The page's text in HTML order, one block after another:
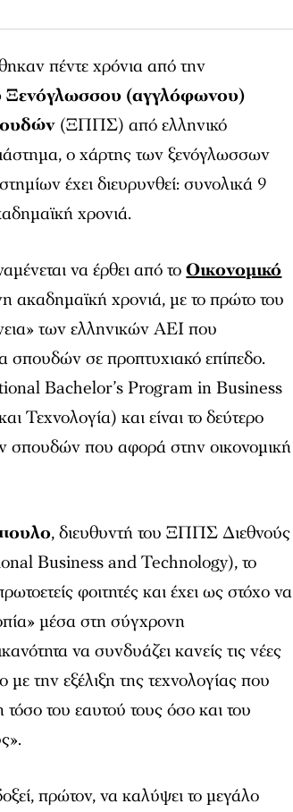
πέντε χρόνια από την
Ξενόγλωσσου (αγγλόφωνου)
(ΞΠΠΣ) από ελληνικό
ο χάρτης των ξενόγλωσσων
έχει διευρυνθεί: συνολικά 9
χρονιά.
να έρθει από τοΟικονομικό
ακαδημαϊκή χρονιά, με το πρώτο του
των ελληνικών ΑΕΙ που
σε προπτυχιακό επίπεδο.
Bachelor’s Program in Business
Τεχνολογία) και είναι το δεύτερο
που αφορά στην οικονομική
, διευθυντή του ΞΠΠΣ Διεθνούς
Business and Technology), το
φοιτητές και έχει ως στόχο να
μέσα στη σύγχρονη
να συνδυάζει κανείς τις νέες
την εξέλιξη της τεχνολογίας που
τόσο του εαυτού τους όσο και του
πρώτον, να καλύψει το μεγάλο